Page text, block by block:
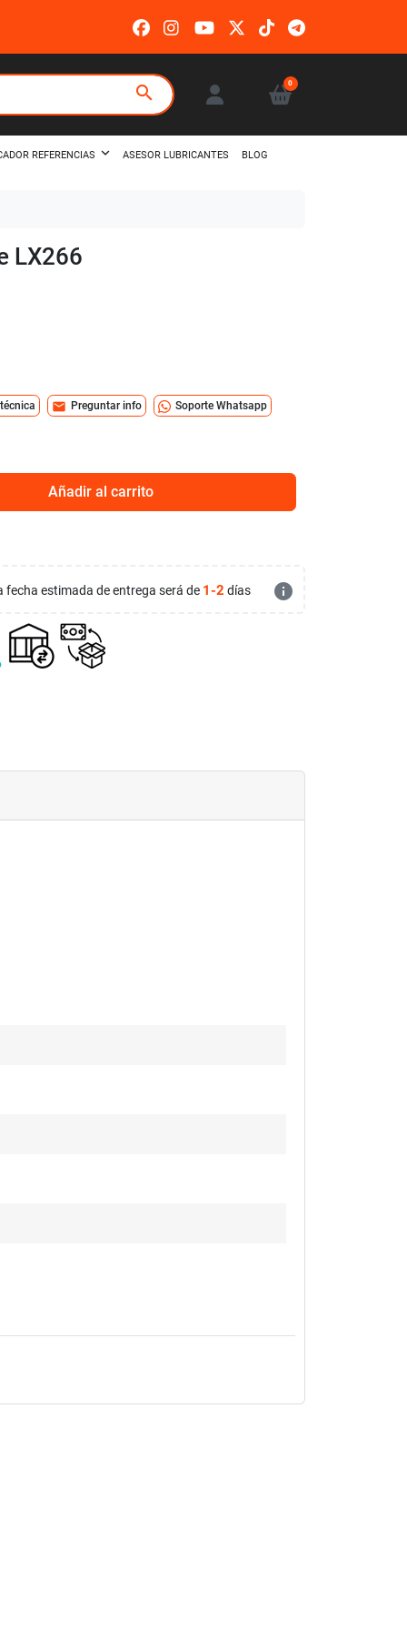
search 0
REFERENCIAS ASESOR LUBRICANTES BLOG
LX266
mail Preguntar info Soporte Whatsapp
Añadir al carrito
fecha estimada de entrega será de 1-2 días info